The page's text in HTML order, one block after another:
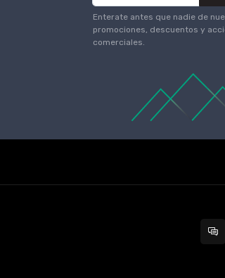
Enterate antes que nadie de
promociones, descuentos y
comerciales.